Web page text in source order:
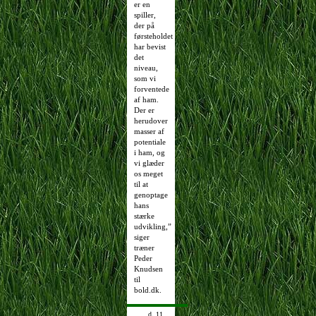
er en
spiller,
der på
førsteholdet
har bevist
det
niveau,
som vi
forventede
af ham.
Der er
herudover
masser af
potentiale
i ham, og
vi glæder
os meget
til at
genoptage
hans
stærke
udvikling,”
siger
træner
Peder
Knudsen
til
bold.dk.
d. 11